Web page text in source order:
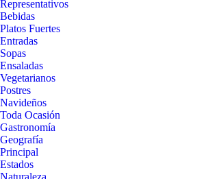
Representativos
Bebidas
Platos Fuertes
Entradas
Sopas
Ensaladas
Vegetarianos
Postres
Navideños
Toda Ocasión
Gastronomía
Geografía
Principal
Estados
Naturaleza